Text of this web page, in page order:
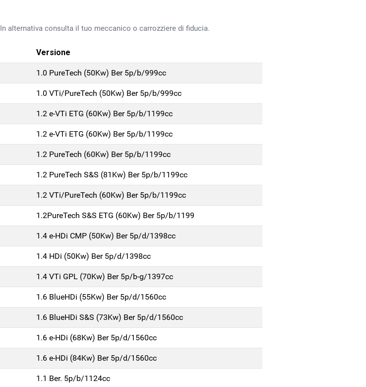
alternativa consulta il tuo meccanico o carrozziere di fiducia.
Versione
1.0 PureTech (50Kw) Ber 5p/b/999cc
1.0 VTi/PureTech (50Kw) Ber 5p/b/999cc
1.2 e-VTi ETG (60Kw) Ber 5p/b/1199cc
1.2 e-VTi ETG (60Kw) Ber 5p/b/1199cc
1.2 PureTech (60Kw) Ber 5p/b/1199cc
1.2 PureTech S&S (81Kw) Ber 5p/b/1199cc
1.2 VTi/PureTech (60Kw) Ber 5p/b/1199cc
1.2PureTech S&S ETG (60Kw) Ber 5p/b/1199
1.4 e-HDi CMP (50Kw) Ber 5p/d/1398cc
1.4 HDi (50Kw) Ber 5p/d/1398cc
1.4 VTi GPL (70Kw) Ber 5p/b-g/1397cc
1.6 BlueHDi (55Kw) Ber 5p/d/1560cc
1.6 BlueHDi S&S (73Kw) Ber 5p/d/1560cc
1.6 e-HDi (68Kw) Ber 5p/d/1560cc
1.6 e-HDi (84Kw) Ber 5p/d/1560cc
1.1 Ber. 5p/b/1124cc